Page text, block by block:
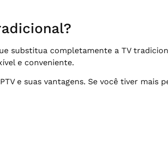
substitua completamente a TV
e conveniente.
e suas vantagens. Se você tiver mais